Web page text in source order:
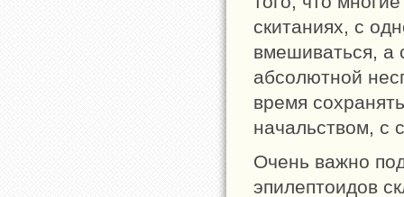
скитаниях, с
вмешиваться, а
абсолютной
время
начальством, с
Очень важно
эпилептоидов